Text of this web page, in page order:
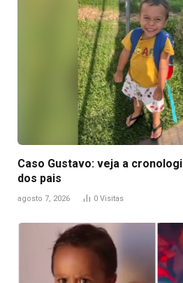
Caso Gustavo: veja a
dos pais
agosto 7, 2026 0 Visitas